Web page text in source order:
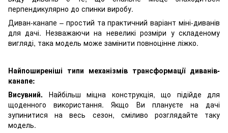
перпендикулярно до спинки виробу.
Диван-канапе – простий та практичний варіант міні-диванів
для дачі. Незважаючи на невеликі розміри у складеному
вигляді, така модель може замінити повноцінне ліжко.
Найпоширеніші типи механізмів трансформації диванів-
канапе:
Висувний. Найбільш міцна конструкція, що підійде для
щоденного використання. Якщо Ви плануєте на дачі
зупинитися на весь сезон, сміливо розглядайте таку
модель.